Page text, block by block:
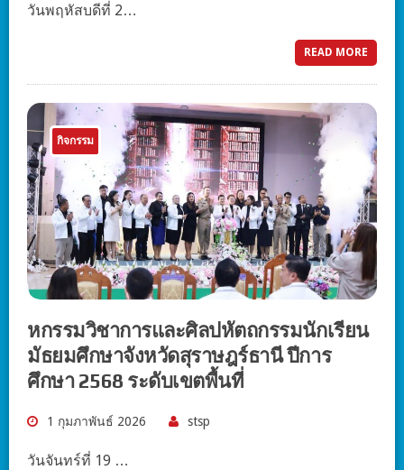
วันพฤหัสบดีที่ 2…
READ MORE
กิจกรรม
หกรรมวิชาการและศิลปหัตถกรรมนักเรียน
มัธยมศึกษาจังหวัดสุราษฎร์ธานี ปีการ
ศึกษา 2568 ระดับเขตพื้นที่
1 กุมภาพันธ์ 2026 stsp
วันจันทร์ที่ 19 …